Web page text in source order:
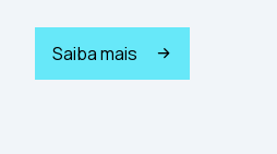
Saiba mais